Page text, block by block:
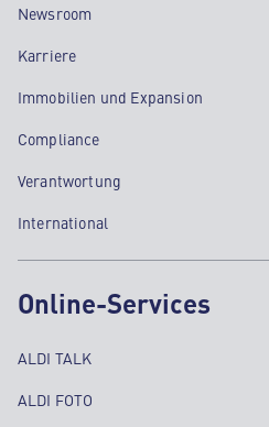
Newsroom
Karriere
Immobilien und Expansion
Compliance
Verantwortung
International
Online-Services
ALDI TALK
ALDI FOTO